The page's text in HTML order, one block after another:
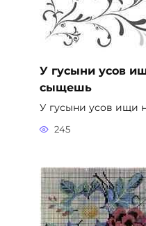
У гусыни усов
сыщешь
У гусыни усов
245